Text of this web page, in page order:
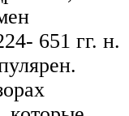
651 гг. н.